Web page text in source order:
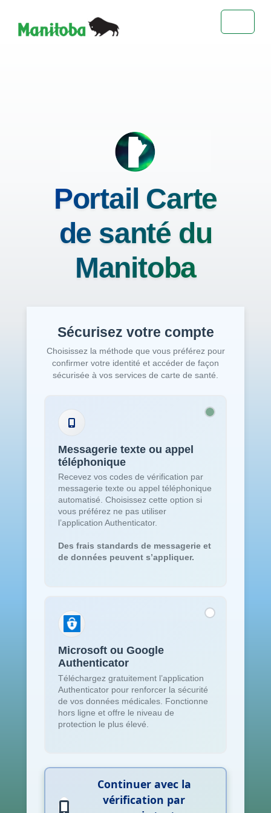
Portail Carte
de santé du
Manitoba
Sécurisez votre compte
Choisissez la méthode que vous préférez pour
confirmer votre identité et accéder de façon
sécurisée à vos services de carte de santé.
Messagerie texte ou appel
téléphonique
Recevez vos codes de vérification par
messagerie texte ou appel téléphonique
automatisé. Choisissez cette option si
vous préférez ne pas utiliser
l’application Authenticator.
Des frais standards de messagerie et
de données peuvent s’appliquer.
Microsoft ou Google
Authenticator
Téléchargez gratuitement l’application
Authenticator pour renforcer la sécurité
de vos données médicales. Fonctionne
hors ligne et offre le niveau de
protection le plus élevé.
Continuer avec la
vérification par